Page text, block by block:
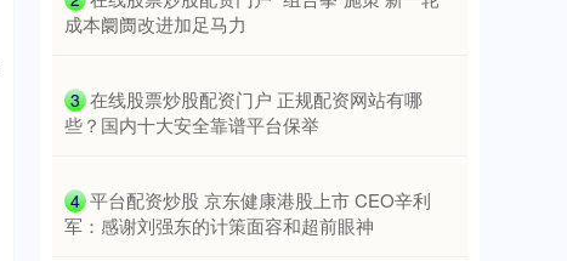
成本阛阓改进加足马力
3 ​在线股票炒股配资门户 正规配资网站有哪
些？国内十大安全靠谱平台保举
4 ​平台配资炒股 京东健康港股上市 CEO辛利
军：感谢刘强东的计策面容和超前眼神